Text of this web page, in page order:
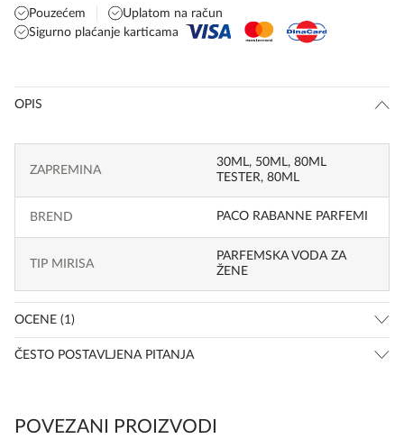
Pouzećem
Uplatom na račun
Sigurno plaćanje karticama
OPIS
ZAPREMINA
30ML, 50ML, 80ML
TESTER, 80ML
BREND PACO RABANNE PARFEMI
TIP MIRISA
PARFEMSKA VODA ZA
ŽENE
OCENE (1)
ČESTO POSTAVLJENA PITANJA
POVEZANI PROIZVODI